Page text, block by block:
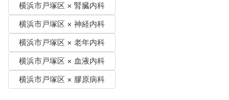
横浜市戸塚区 × 腎臓内科
横浜市戸塚区 × 神経内科
横浜市戸塚区 × 老年内科
横浜市戸塚区 × 血液内科
横浜市戸塚区 × 膠原病科